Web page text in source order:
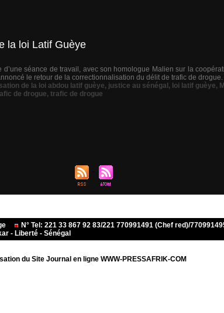
la loi Latif Guèye
d’une séance de travail, avec son homologue Malien sur la
le retour de la correctionnalisation du délit de trafic de
de la loi abdou latif guèye, justice au sénégal , loi latif guèye,
de drogue, trafic de drogue
N° Tel: 221 33 867 92 83/221 770991491 (Chef red)/
- Liberté - Sénégal
du Site Journal en ligne WWW-PRESSAFRIK-COM